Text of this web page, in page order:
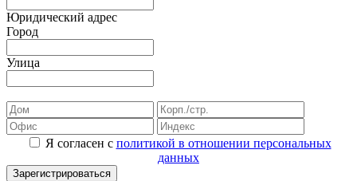
Юридический адрес
Город
Улица
Я согласен с политикой в отношении персональных
данных
Зарегистрироваться